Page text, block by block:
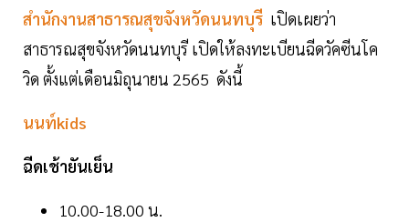
สำนักงานสาธารณสุขจังหวัดนนทบุรี เปิดเผยว่า
สาธารณสุขจังหวัดนนทบุรี เปิดให้ลงทะเบียนฉีดวัคซีนโค
วิด ตั้งแต่เดือนมิถุนายน 2565 ดังนี้
นนท์kids
ฉีดเช้ายันเย็น
10.00-18.00 น.